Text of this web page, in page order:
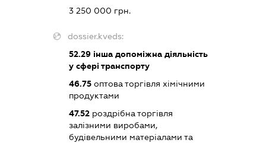
3 250 000 грн.
dossier.kveds:
52.29 інша допоміжна діяльність
у сфері транспорту
46.75 оптова торгівля хімічними
продуктами
47.52 роздрібна торгівля
залізними виробами,
будівельними матеріалами та